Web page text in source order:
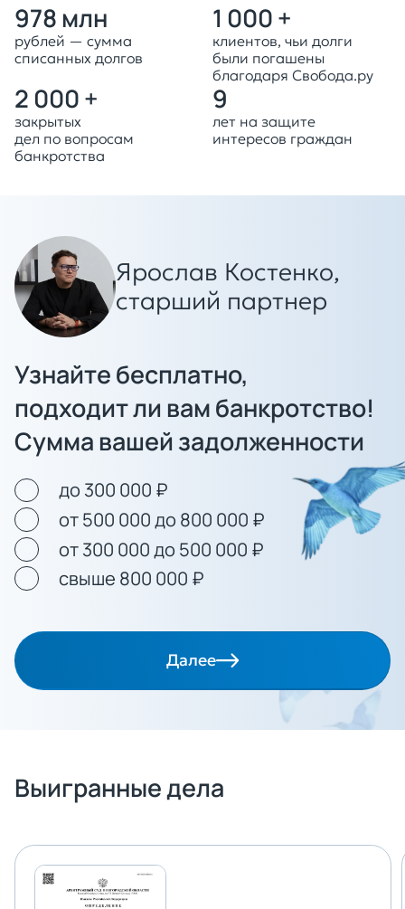
978 млн
рублей — сумма
списанных долгов
1 000 +
клиентов, чьи долги
были погашены
благодаря Свобода.ру
2 000 +
закрытых
дел по вопросам
банкротства
9
лет на защите
интересов граждан
Ярослав Костенко,
старший партнер
Узнайте бесплатно,
подходит ли вам банкротство!
Сумма вашей задолженности
до 300 000 ₽
от 500 000 до 800 000 ₽
от 300 000 до 500 000 ₽
свыше 800 000 ₽
Далее
Выигранные дела